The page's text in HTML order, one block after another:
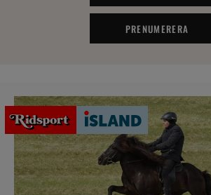
PRENUMERERA